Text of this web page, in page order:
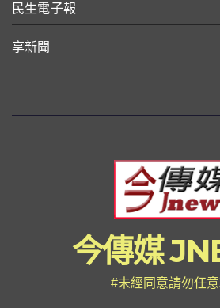
民生電子報
享新聞
今傳媒
#未經同意請勿任